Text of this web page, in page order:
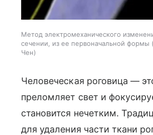
Метод электромеханического
сечении, из ее первоначальной
Чен
Человеческая роговица —
преломляет свет и
становится нечетким.
для удаления части ткани